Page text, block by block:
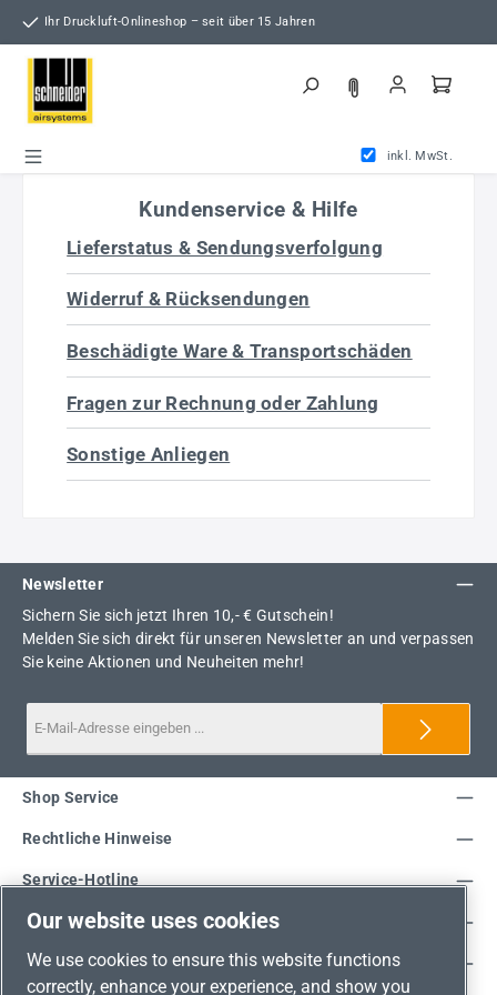
Zum Hauptinhalt springen
Ihr Druckluft-Onlineshop – seit über 15 Jahren
inkl. MwSt.
Kundenservice & Hilfe
Lieferstatus & Sendungsverfolgung
Widerruf & Rücksendungen
Beschädigte Ware & Transportschäden
Fragen zur Rechnung oder Zahlung
Sonstige Anliegen
Newsletter
Sichern Sie sich jetzt Ihren 10,- € Gutschein!
Melden Sie sich direkt für unseren Newsletter an und verpassen
Sie keine Aktionen und Neuheiten mehr!
Service-Hotline
Shop Service
Rechtliche Hinweise
Unsere Vorteile
Versandarten
Our website uses cookies
We use cookies to ensure this website functions
correctly, enhance your experience, and show you